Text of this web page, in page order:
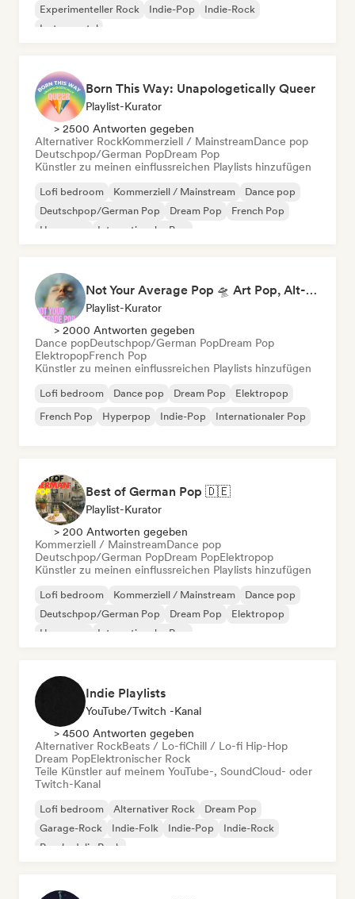
Experimenteller Rock Indie-Pop
Indie-Rock
Instrumental
Born This Way: Unapologetically Queer
Playlist-Kurator
> 2500 Antworten gegeben
Alternativer RockKommerziell / MainstreamDance pop
Deutschpop/German PopDream Pop
Künstler zu meinen einflussreichen Playlists hinzufügen
Lofi bedroom Kommerziell / Mainstream
Dance pop
Deutschpop/German Pop
Dream Pop
French Pop
Hyperpop
Internationaler Pop
Not Your Average Pop 🛸 Art Pop, Alt-Pop & Indie Pop
Playlist-Kurator
> 2000 Antworten gegeben
Dance popDeutschpop/German PopDream Pop
ElektropopFrench Pop
Künstler zu meinen einflussreichen Playlists hinzufügen
Lofi bedroom Dance pop Dream Pop
Elektropop
French Pop
Hyperpop Indie-Pop Internationaler Pop
Best of German Pop 🇩🇪
Playlist-Kurator
> 200 Antworten gegeben
Kommerziell / MainstreamDance pop
Deutschpop/German PopDream PopElektropop
Künstler zu meinen einflussreichen Playlists hinzufügen
Lofi bedroom Kommerziell / Mainstream
Dance pop
Deutschpop/German Pop
Dream Pop
Elektropop
Hyperpop
Internationaler Pop
Indie Playlists
YouTube/Twitch -Kanal
> 4500 Antworten gegeben
Alternativer RockBeats / Lo-fiChill / Lo-fi Hip-Hop
Dream PopElektronischer Rock
Teile Künstler auf meinem YouTube-, SoundCloud- oder
Twitch-Kanal
Lofi bedroom Alternativer Rock
Dream Pop
Garage-Rock
Indie-Folk Indie-Pop
Indie-Rock
Psychedelic Rock